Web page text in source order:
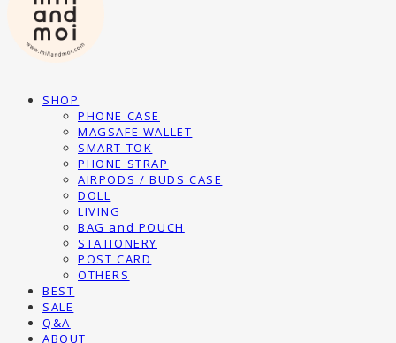
SHOP
PHONE CASE
MAGSAFE WALLET
SMART TOK
PHONE STRAP
AIRPODS / BUDS CASE
DOLL
LIVING
BAG and POUCH
STATIONERY
POST CARD
OTHERS
BEST
SALE
Q&A
ABOUT